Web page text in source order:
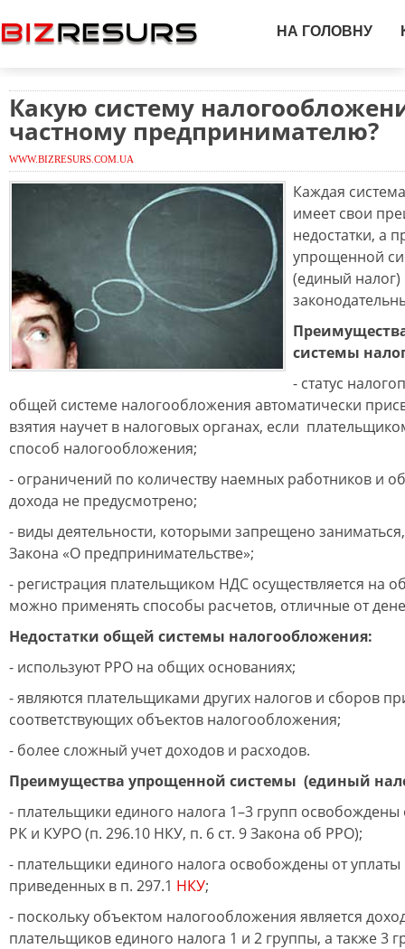
НА ГОЛОВНУ
Какую систему
частному предпринимателю?
WWW.BIZRESURS.COM.UA
Каждая
имеет свои
недостатки, а
упрощенной
(единый налог)
системы
- статус
общей системе налогообложения автоматически
взятия научет в налоговых органах, если
способ налогообложения;
- ограничений по количеству наемных работников и
дохода не предусмотрено;
- виды деятельности, которыми запрещено
Закона «О предпринимательстве»;
- регистрация плательщиком НДС осуществляется на
можно применять способы расчетов, отличные от
Недостатки общей системы налогообложения:
- используют РРО на общих основаниях;
- являются плательщиками других налогов и сборов
соответствующих объектов налогообложения;
- более сложный учет доходов и расходов.
Преимущества упрощенной системы (единый
- плательщики единого налога 1–3 групп
РК и КУРО (п. 296.10 НКУ, п. 6 ст. 9 Закона об РРО);
- плательщики единого налога освобождены от
приведенных в п. 297.1 НКУ;
- поскольку объектом налогообложения является
плательщиков единого налога 1 и 2 группы, а также 3